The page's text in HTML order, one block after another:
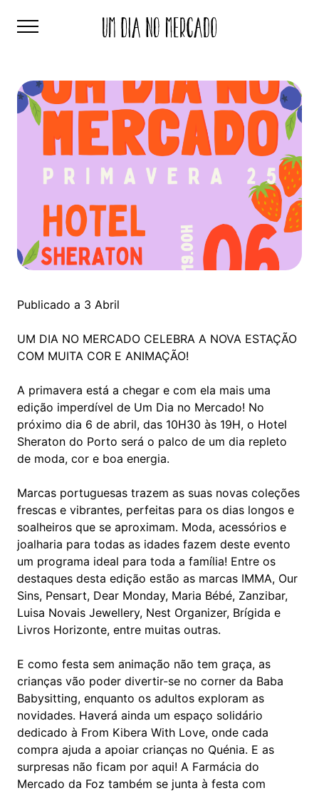
Publicado a 3 Abril
UM DIA NO MERCADO CELEBRA A NOVA ESTAÇÃO
COM MUITA COR E ANIMAÇÃO!
A primavera está a chegar e com ela mais uma
edição imperdível de Um Dia no Mercado! No
próximo dia 6 de abril, das 10H30 às 19H, o Hotel
Sheraton do Porto será o palco de um dia repleto
de moda, cor e boa energia.
Marcas portuguesas trazem as suas novas coleções
frescas e vibrantes, perfeitas para os dias longos e
soalheiros que se aproximam. Moda, acessórios e
joalharia para todas as idades fazem deste evento
um programa ideal para toda a família! Entre os
destaques desta edição estão as marcas IMMA, Our
Sins, Pensart, Dear Monday, Maria Bébé, Zanzibar,
Luisa Novais Jewellery, Nest Organizer, Brígida e
Livros Horizonte, entre muitas outras.
E como festa sem animação não tem graça, as
crianças vão poder divertir-se no corner da Baba
Babysitting, enquanto os adultos exploram as
novidades. Haverá ainda um espaço solidário
dedicado à From Kibera With Love, onde cada
compra ajuda a apoiar crianças no Quénia. E as
surpresas não ficam por aqui! A Farmácia do
Mercado da Foz também se junta à festa com